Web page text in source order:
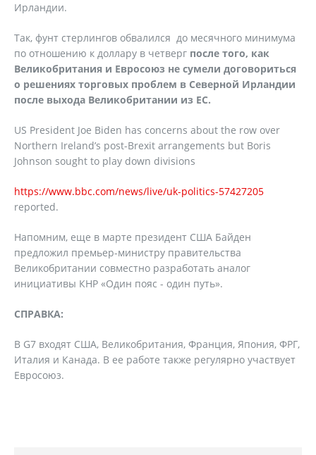
Ирландии.
Так, фунт стерлингов обвалился до месячного минимума
по отношению к доллару в четверг после того, как
Великобритания и Евросоюз не сумели договориться
о решениях торговых проблем в Северной Ирландии
после выхода Великобритании из ЕС.
US President Joe Biden has concerns about the row over
Northern Ireland’s post-Brexit arrangements but Boris
Johnson sought to play down divisions
https://www.bbc.com/news/live/uk-politics-57427205
reported.
Напомним, еще в марте президент США Байден
предложил премьер-министру правительства
Великобритании совместно разработать аналог
инициативы КНР «Один пояс - один путь».
СПРАВКА:
В G7 входят США, Великобритания, Франция, Япония, ФРГ,
Италия и Канада. В ее работе также регулярно участвует
Евросоюз.